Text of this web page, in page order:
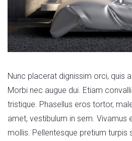
Nunc placerat dignissim orci, quis
Morbi nec augue dui. Etiam
tristique. Phasellus eros tortor,
amet, vestibulum in sem. Vivamus
mollis. Pellentesque pretium turpis